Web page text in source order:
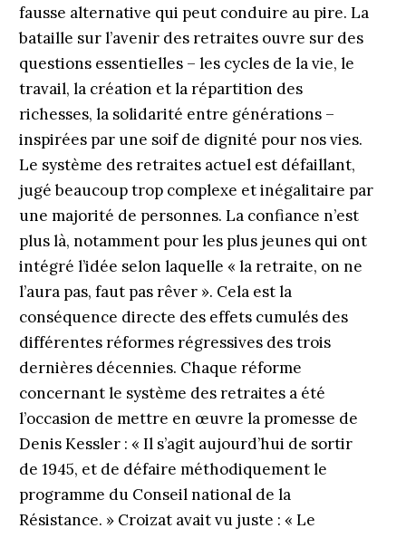
fausse alternative qui peut conduire au pire. La
bataille sur l’avenir des retraites ouvre sur des
questions essentielles – les cycles de la vie, le
travail, la création et la répartition des
richesses, la solidarité entre générations –
inspirées par une soif de dignité pour nos vies.
Le système des retraites actuel est défaillant,
jugé beaucoup trop complexe et inégalitaire par
une majorité de personnes. La confiance n’est
plus là, notamment pour les plus jeunes qui ont
intégré l’idée selon laquelle « la retraite, on ne
l’aura pas, faut pas rêver ». Cela est la
conséquence directe des effets cumulés des
différentes réformes régressives des trois
dernières décennies. Chaque réforme
concernant le système des retraites a été
l’occasion de mettre en œuvre la promesse de
Denis Kessler : « Il s’agit aujourd’hui de sortir
de 1945, et de défaire méthodiquement le
programme du Conseil national de la
Résistance. » Croizat avait vu juste : « Le